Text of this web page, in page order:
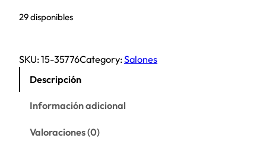
29 disponibles
SKU:15-35776Category:Salones
Descripción
Información adicional
Valoraciones (0)